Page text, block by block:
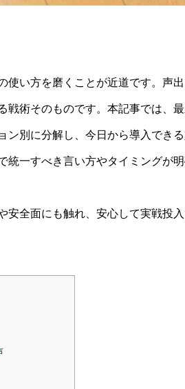
使い方を磨くことが近道です。声
戦術そのものです。本記事では、
ン別に分解し、今日から導入でき
統一すべき言い方やタイミングが
安全面にも触れ、安心して実戦投